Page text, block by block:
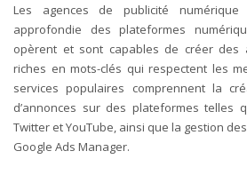
Les agences de publicité
approfondie des plateformes
opèrent et sont capables de créer des
riches en mots-clés qui respectent les
services populaires comprennent la
d’annonces sur des plateformes telles
Twitter et YouTube, ainsi que la gestion
Google Ads Manager.